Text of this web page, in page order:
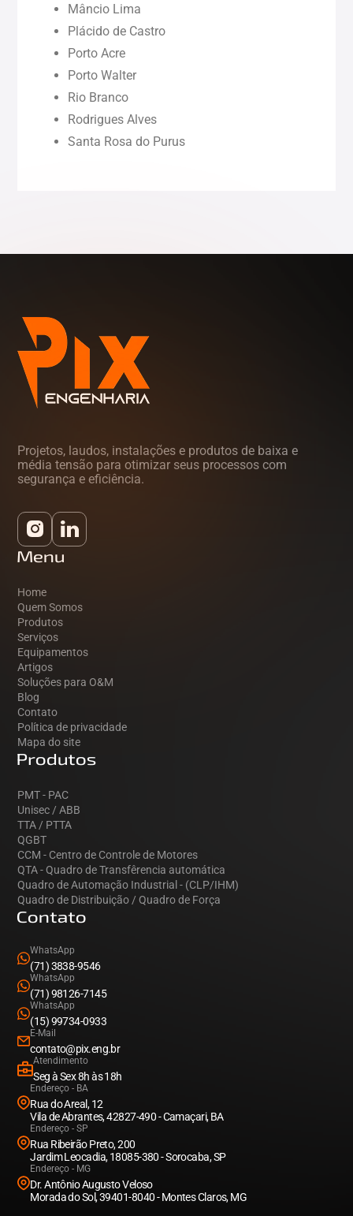
Piauí (PI)
Rondônia (RO)
Roraima (RR)
Mâncio Lima
Plácido de Castro
Porto Acre
Porto Walter
Rio Branco
Rodrigues Alves
Santa Rosa do Purus
Projetos, laudos, instalações e produtos de baixa e
média tensão para otimizar seus processos com
segurança e eficiência.
Menu
Home
Quem Somos
Produtos
Serviços
Equipamentos
Artigos
Soluções para O&M
Blog
Contato
Política de privacidade
Mapa do site
Produtos
PMT - PAC
Unisec / ABB
TTA / PTTA
QGBT
CCM - Centro de Controle de Motores
QTA - Quadro de Transfêrencia automática
Quadro de Automação Industrial - (CLP/IHM)
Quadro de Distribuição / Quadro de Força
Contato
WhatsApp
(71) 3838-9546
WhatsApp
(71) 98126-7145
WhatsApp
(15) 99734-0933
E-Mail
contato@pix.eng.br
Atendimento
Seg à Sex 8h às 18h
Endereço - BA
Rua do Areal, 12
Vila de Abrantes, 42827-490 - Camaçari, BA
Endereço - SP
Rua Ribeirão Preto, 200
Jardim Leocadia, 18085-380 - Sorocaba, SP
Endereço - MG
Dr. Antônio Augusto Veloso
Morada do Sol, 39401-8040 - Montes Claros, MG